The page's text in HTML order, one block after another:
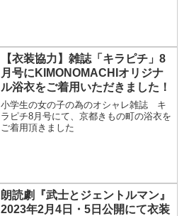
【衣装協力】雑誌「キラピチ」8
月号にKIMONOMACHIオリジナ
ル浴衣をご着用いただきました！
小学生の女の子の為のオシャレ雑誌 キ
ラピチ8月号にて、京都きもの町の浴衣を
ご着用頂きました
朗読劇『武士とジェントルマン』
2023年2月4日・5日公開にて衣装